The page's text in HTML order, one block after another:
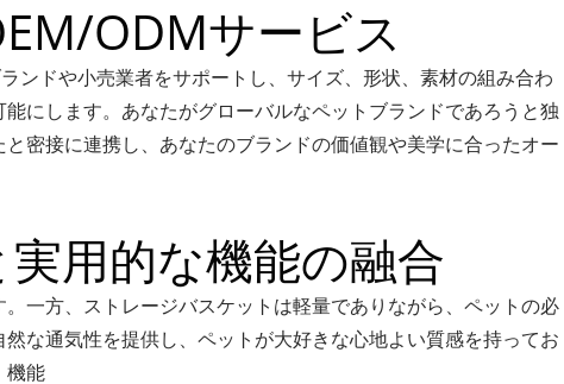
ODMサービス
ンドや小売業者をサポートし、サイズ、形状、素材の組み合わ
にします。あなたがグローバルなペットブランドであろうと独
密接に連携し、あなたのブランドの価値観や美学に合ったオー
用的な機能の融合
一方、ストレージバスケットは軽量でありながら、ペットの必
な通気性を提供し、ペットが大好きな心地よい質感を持ってお
機能